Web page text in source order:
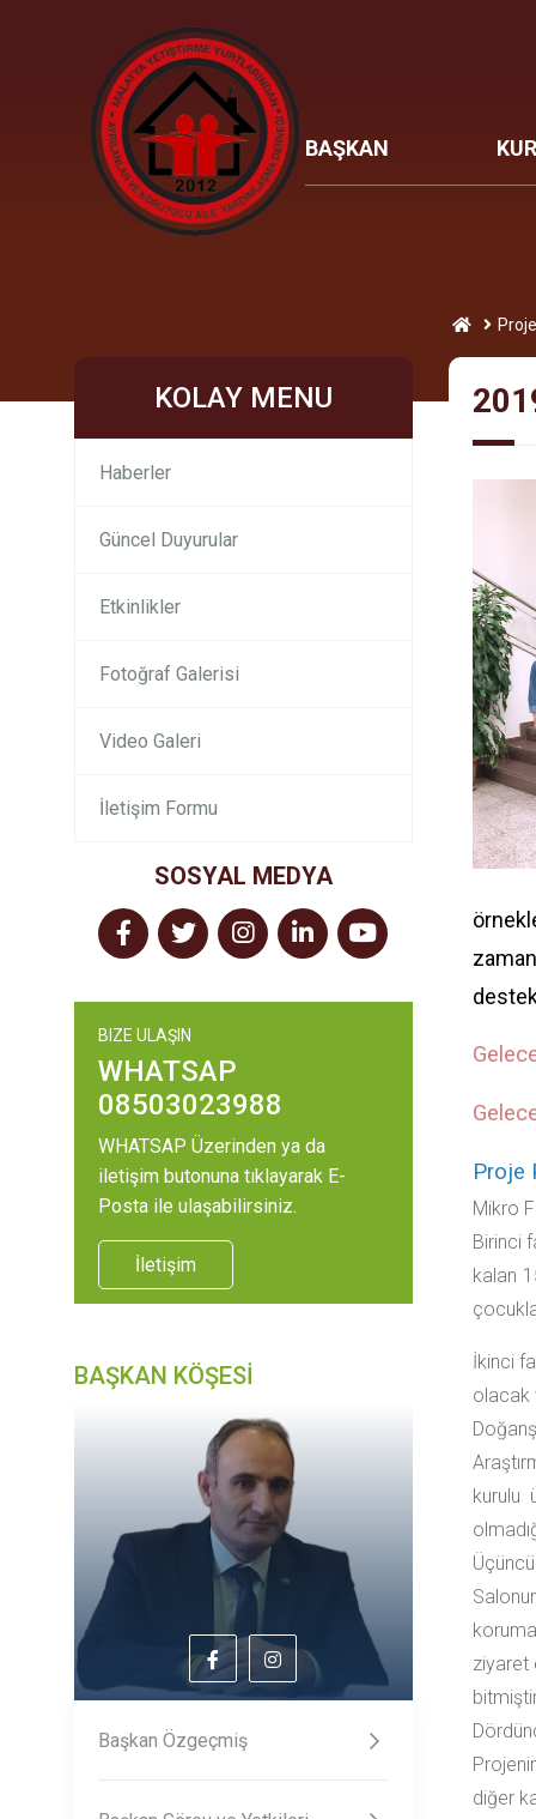
BAŞKAN
KOLAY MENU
Haberler
Güncel Duyurular
Etkinlikler
Fotoğraf Galerisi
Video Galeri
İletişim Formu
SOSYAL MEDYA
BIZE ULAŞIN
WHATSAP
08503023988
WHATSAP Üzerinden ya da
iletişim butonuna tıklayarak E-
Posta ile ulaşabilirsiniz.
İletişim
BAŞKAN KÖŞESİ
Başkan Özgeçmiş
Proje
Mikro
Birinci
kalan
İkinci
olacak
kurulu
ziyaret
diğer